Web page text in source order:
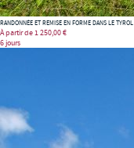
RANDONNÉE ET REMISE EN FORME DANS LE TYROL
À partir de1 250,00 €
6 jours